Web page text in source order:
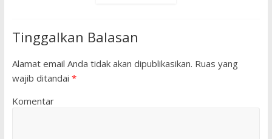
Tinggalkan Balasan
Alamat email Anda tidak akan dipublikasikan. Ruas yang
wajib ditandai *
Komentar